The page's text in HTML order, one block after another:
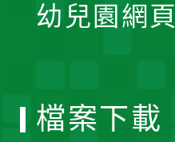
幼兒園網頁
檔案下載